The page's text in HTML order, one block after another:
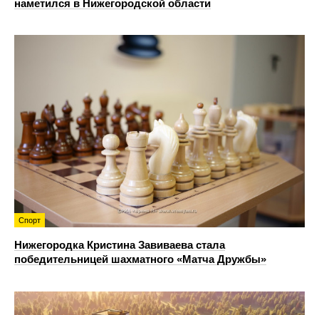
наметился в Нижегородской области
Спорт
Нижегородка Кристина Завиваева стала
победительницей шахматного «Матча Дружбы»